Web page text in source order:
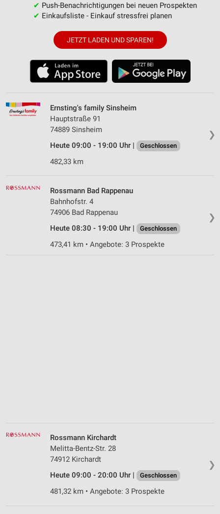
✔ Push-Benachrichtigungen bei neuen Prospekten
✔ Einkaufsliste - Einkauf stressfrei planen
JETZT LADEN UND SPAREN!
❯
Ernsting's family Sinsheim
Hauptstraße 91
74889 Sinsheim
Heute 09:00 - 19:00 Uhr |
Geschlossen
482,33 km
❯
Rossmann Bad Rappenau
Bahnhofstr. 4
74906 Bad Rappenau
Heute 08:30 - 19:00 Uhr |
Geschlossen
473,41 km • Angebote: 3 Prospekte
❯
Rossmann Kirchardt
Melitta-Bentz-Str. 28
74912 Kirchardt
Heute 09:00 - 20:00 Uhr |
Geschlossen
481,32 km • Angebote: 3 Prospekte